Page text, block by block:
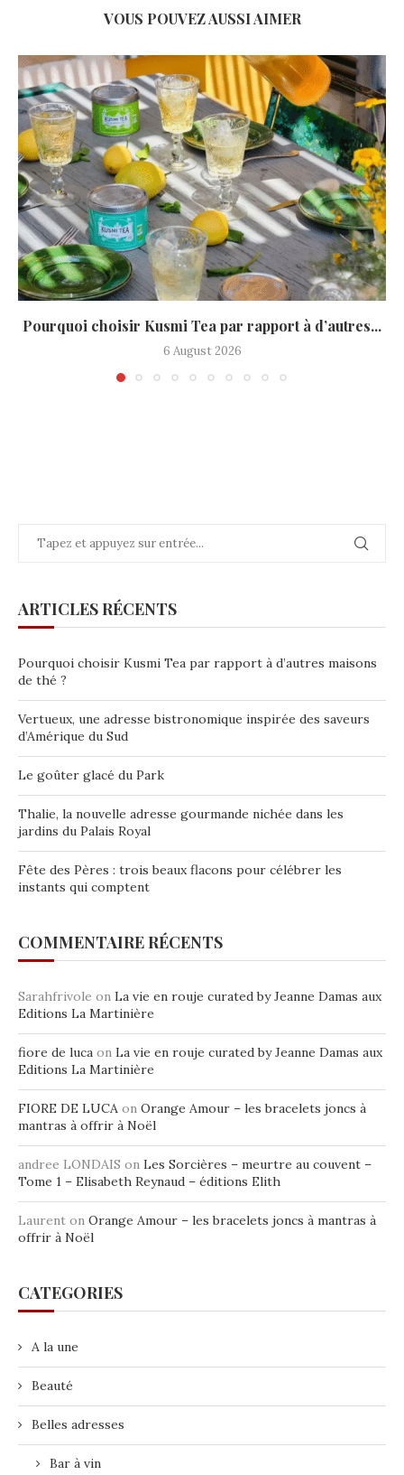
VOUS POUVEZ AUSSI AIMER
Pourquoi choisir Kusmi Tea par rapport à d’autres...
6 August 2026
ARTICLES RÉCENTS
Pourquoi choisir Kusmi Tea par rapport à d’autres maisons
de thé ?
Vertueux, une adresse bistronomique inspirée des saveurs
d’Amérique du Sud
Le goûter glacé du Park
Thalie, la nouvelle adresse gourmande nichée dans les
jardins du Palais Royal
Fête des Pères : trois beaux flacons pour célébrer les
instants qui comptent
COMMENTAIRE RÉCENTS
Sarahfrivole on La vie en rouje curated by Jeanne Damas aux
Editions La Martinière
fiore de luca on La vie en rouje curated by Jeanne Damas aux
Editions La Martinière
FIORE DE LUCA on Orange Amour – les bracelets joncs à
mantras à offrir à Noël
andree LONDAIS on Les Sorcières – meurtre au couvent –
Tome 1 – Elisabeth Reynaud – éditions Elith
Laurent on Orange Amour – les bracelets joncs à mantras à
offrir à Noël
CATEGORIES
A la une
Beauté
Belles adresses
Bar à vin